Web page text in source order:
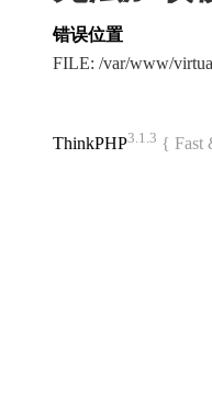
错误位置
FILE: /var/www/
ThinkPHP3.1.3 { Fast